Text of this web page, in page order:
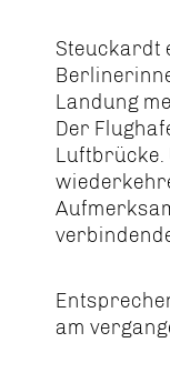
Steuckardt
Landung
Der
Luftbrücke.
am